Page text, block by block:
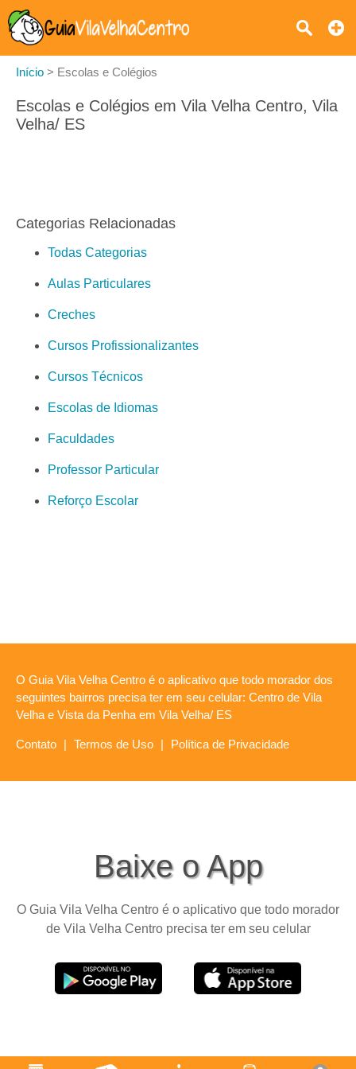
Início > Escolas e Colégios
Escolas e Colégios em Vila Velha Centro, Vila
Velha/ ES
Categorias Relacionadas
Todas Categorias
Aulas Particulares
Creches
Cursos Profissionalizantes
Cursos Técnicos
Escolas de Idiomas
Faculdades
Professor Particular
Reforço Escolar
O Guia Vila Velha Centro é o aplicativo que todo morador dos
seguintes bairros precisa ter em seu celular: Centro de Vila
Velha e Vista da Penha em Vila Velha/ ES
Contato | Termos de Uso | Política de Privacidade
Baixe o App
O Guia Vila Velha Centro é o aplicativo que todo morador
de Vila Velha Centro precisa ter em seu celular